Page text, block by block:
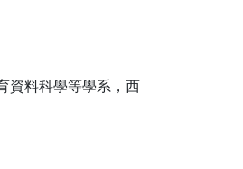
資料科學等學系，西